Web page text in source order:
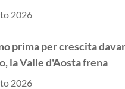
2026
prima per crescita
la Valle d'Aosta frena
2026